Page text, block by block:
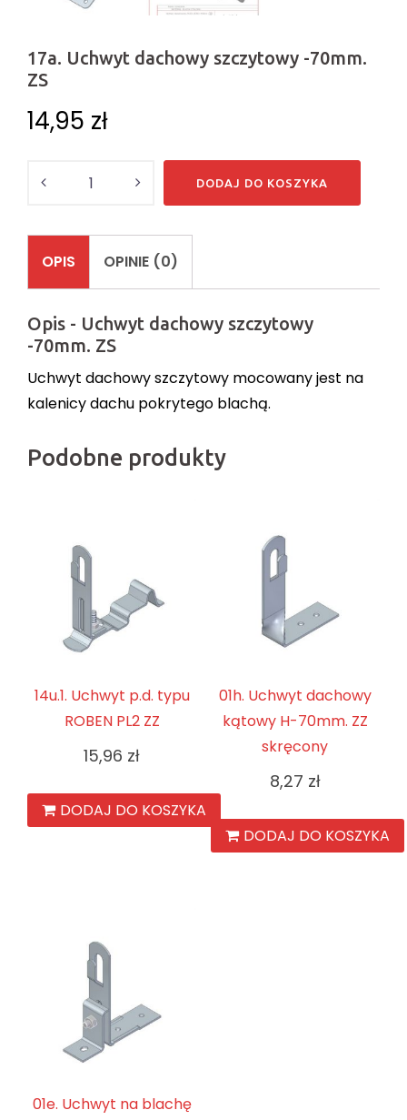
17a. Uchwyt dachowy szczytowy -70mm.
ZS
14,95 zł
DODAJ DO KOSZYKA
OPIS OPINIE (0)
Opis - Uchwyt dachowy szczytowy
-70mm. ZS
Uchwyt dachowy szczytowy mocowany jest na
kalenicy dachu pokrytego blachą.
Podobne produkty
14u.1. Uchwyt p.d. typu
ROBEN PL2 ZZ
15,96 zł
DODAJ DO KOSZYKA
01h. Uchwyt dachowy
kątowy H-70mm. ZZ
skręcony
8,27 zł
DODAJ DO KOSZYKA
01e. Uchwyt na blachę